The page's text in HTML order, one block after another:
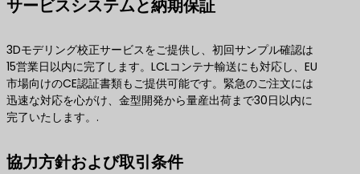
サービスシステムと納期保証
3Dモデリング校正サービスをご提供し、初回サンプル確認は
15営業日以内に完了します。LCLコンテナ輸送にも対応し、EU
市場向けのCE認証書類もご提供可能です。緊急のご注文には
迅速な対応を心がけ、金型開発から量産出荷まで30日以内に
完了いたします。.
協力方針および取引条件